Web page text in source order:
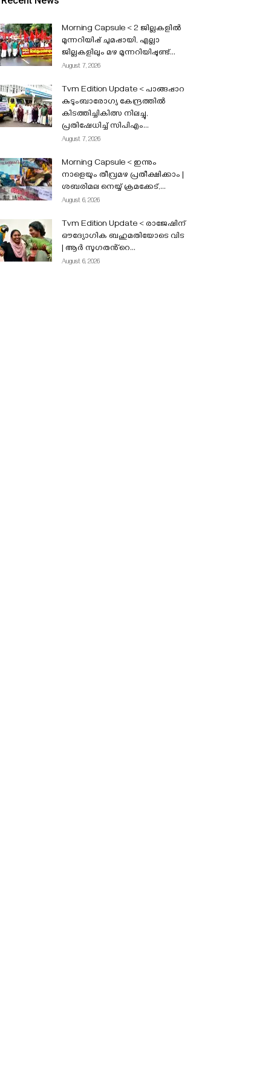
Morning Capsule < 2 ജില്ലകളിൽ
മുന്നറിയിപ്പ് ചുമപ്പായി, എല്ലാ
ജില്ലകളിലും മഴ മുന്നറിയിപ്പുണ്ട്...
August 7, 2026
Tvm Edition Update < പാങ്ങപ്പാറ
കുടുംബാരോഗ്യ കേന്ദ്രത്തിൽ
കിടത്തിച്ചികിത്സ നിലച്ചു,
പ്രതിഷേധിച്ച് സിപിഎം...
August 7, 2026
Morning Capsule < ഇന്നും
നാളെയും തീവ്രമഴ പ്രതീക്ഷിക്കാം |
ശബരിമല നെയ്യ് ക്രമക്കേട്,...
August 6, 2026
Tvm Edition Update < രാജേഷിന്
ഔദ്യോഗിക ബഹുമതിയോടെ വിട
| ആർ സുഗതൻ്റെ...
August 6, 2026